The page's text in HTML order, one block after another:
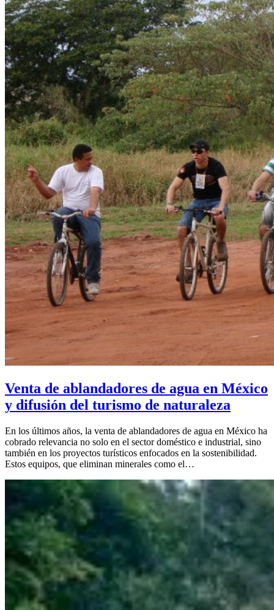
Venta de ablandadores de agua en México
y difusión del turismo de naturaleza
En los últimos años, la venta de ablandadores de agua en México ha
cobrado relevancia no solo en el sector doméstico e industrial, sino
también en los proyectos turísticos enfocados en la sostenibilidad.
Estos equipos, que eliminan minerales como el…